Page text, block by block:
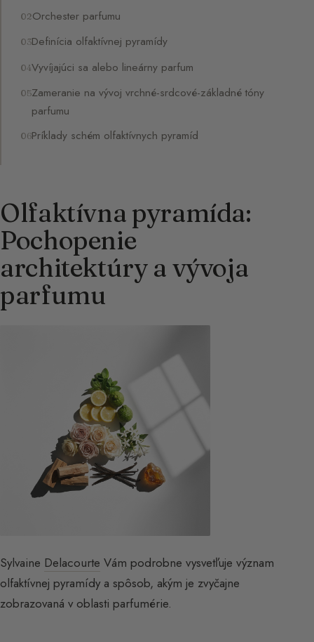
Orchester parfumu
Definícia olfaktívnej pyramídy
Vyvíjajúci sa alebo lineárny parfum
Zameranie na vývoj vrchné-srdcové-základné tóny
parfumu
Príklady schém olfaktívnych pyramíd
Olfaktívna pyramída:
Pochopenie
architektúry a vývoja
parfumu
Sylvaine Delacourte Vám podrobne vysvetľuje význam
olfaktívnej pyramídy a spôsob, akým je zvyčajne
zobrazovaná v oblasti parfumérie.